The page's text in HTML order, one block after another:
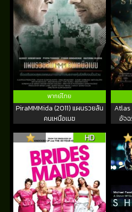
พากย์ไทย
PiraMMMida (2011) แผนรวยล้น
คนเหนือเมฆ
Atlas
อัจฉ
HD